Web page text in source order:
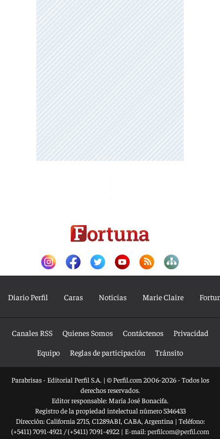
Diario Perfil Caras Noticias Marie Claire
Canales RSS Quienes Somos Contáctenos
Privacidad
Equipo
Reglas de participación Tránsito
Parabrisas - Editorial Perfil S.A. | © Perfil.com 2006-2026 - Todos los
derechos reservados.
Editor responsable: María José Bonacifa.
Registro de la propiedad intelectual número 5346433
Dirección:California 2715, C1289ABI, CABA, Argentina | Teléfono:
(+5411) 7091-4921 /(+5411) 7091-4922| E-mail:perfilcom@perfil.com